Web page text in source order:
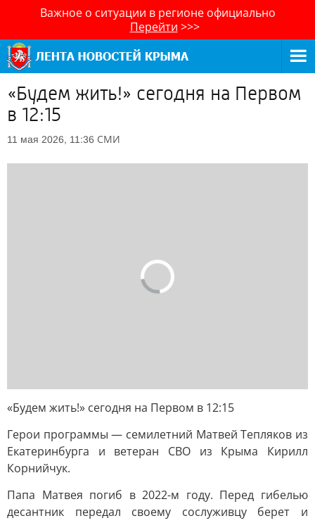
Важное о ситуации в регионе официально
Перейти >>>
«Будем жить!» сегодня на Первом
в 12:15
11 мая 2026, 11:36 СМИ
«Будем жить!» сегодня на Первом в 12:15
Герои программы — семилетний Матвей Тепляков из
Екатеринбурга и ветеран СВО из Крыма Кирилл
Корнийчук.
Папа Матвея погиб в 2022-м году. Перед гибелью
десантник передал своему сослуживцу берет и